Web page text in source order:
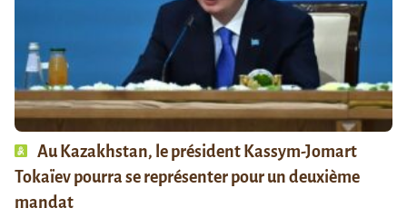
Au Kazakhstan, le président Kassym-Jomart
Tokaïev pourra se représenter pour un deuxième
mandat